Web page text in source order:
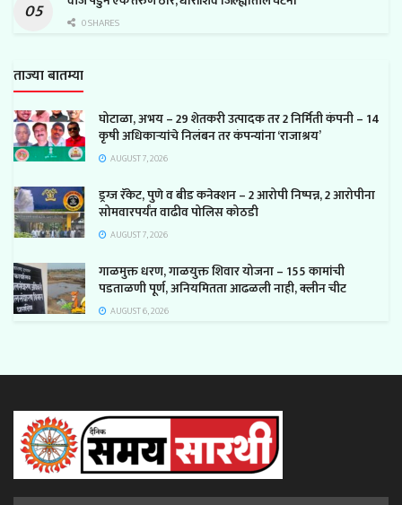
0 SHARES
ताज्या बातम्या
घोटाळा, अभय – 29 शेतकरी उत्पादक तर 2 निर्मिती कंपनी – 14
कृषी अधिकाऱ्यांचे निलंबन तर कंपन्यांना ‘राजाश्रय’
AUGUST 7, 2026
ड्रग्ज रॅकेट, पुणे व बीड कनेक्शन – 2 आरोपी निष्पन्न, 2 आरोपीना
सोमवारपर्यंत वाढीव पोलिस कोठडी
AUGUST 7, 2026
गाळमुक्त धरण, गाळयुक्त शिवार योजना – 155 कामांची
पडताळणी पूर्ण, अनियमितता आढळली नाही, क्लीन चीट
AUGUST 6, 2026